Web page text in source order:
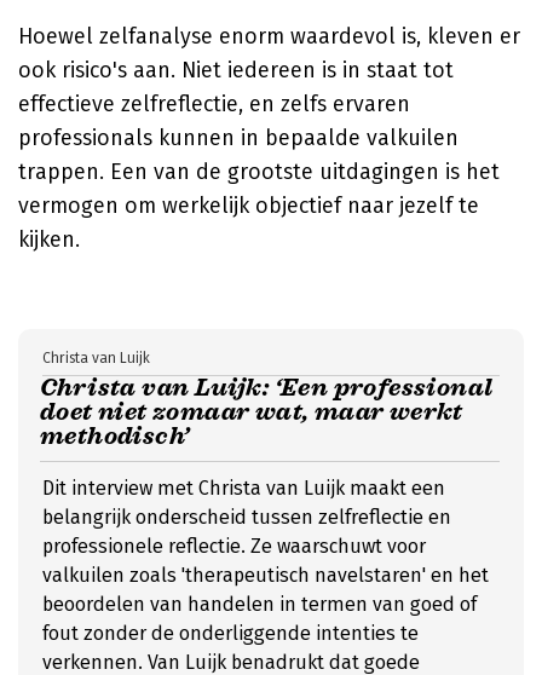
Hoewel zelfanalyse enorm waardevol is, kleven er
ook risico's aan. Niet iedereen is in staat tot
effectieve zelfreflectie, en zelfs ervaren
professionals kunnen in bepaalde valkuilen
trappen. Een van de grootste uitdagingen is het
vermogen om werkelijk objectief naar jezelf te
kijken.
Christa van Luijk: ‘Een professional
doet niet zomaar wat, maar werkt
methodisch’
Christa van Luijk
Dit interview met Christa van Luijk maakt een
belangrijk onderscheid tussen zelfreflectie en
professionele reflectie. Ze waarschuwt voor
valkuilen zoals 'therapeutisch navelstaren' en het
beoordelen van handelen in termen van goed of
fout zonder de onderliggende intenties te
verkennen. Van Luijk benadrukt dat goede